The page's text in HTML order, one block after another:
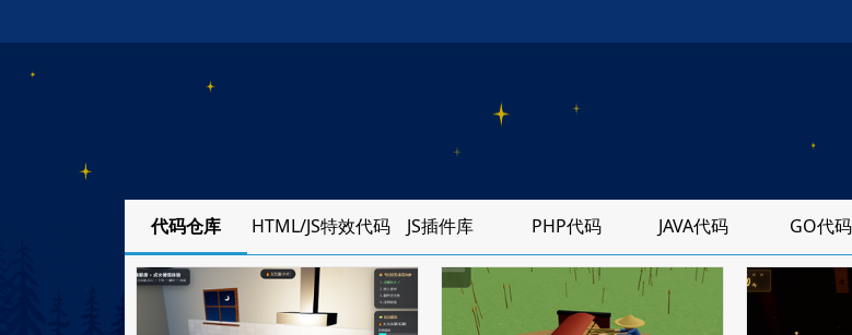
代码仓库 HTML/JS特效代码 JS插件库 PHP代码 JAVA代码 GO代码